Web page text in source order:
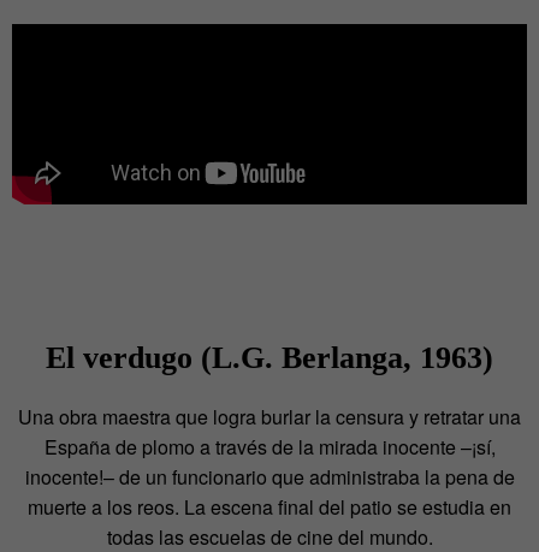
El verdugo (L.G. Berlanga, 1963)
Una obra maestra que logra burlar la censura y retratar una
España de plomo a través de la mirada inocente –¡sí,
inocente!– de un funcionario que administraba la pena de
muerte a los reos. La escena final del patio se estudia en
todas las escuelas de cine del mundo.